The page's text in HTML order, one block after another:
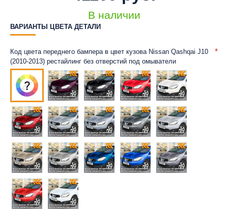
В наличии
ВАРИАНТЫ ЦВЕТА ДЕТАЛИ
Код цвета переднего бампера в цвет кузова Nissan Qashqai J10
(2010-2013) рестайлинг без отверстий под омыватели